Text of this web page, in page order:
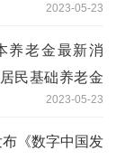
2023-05-23
养老金最新消
民基础养老金
2023-05-23
《数字中国发